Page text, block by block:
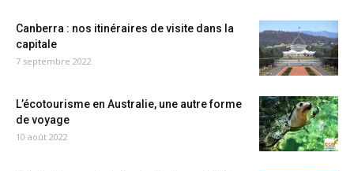
Canberra : nos itinéraires de visite dans la
capitale
7 septembre 2022
L’écotourisme en Australie, une autre forme
de voyage
10 août 2022